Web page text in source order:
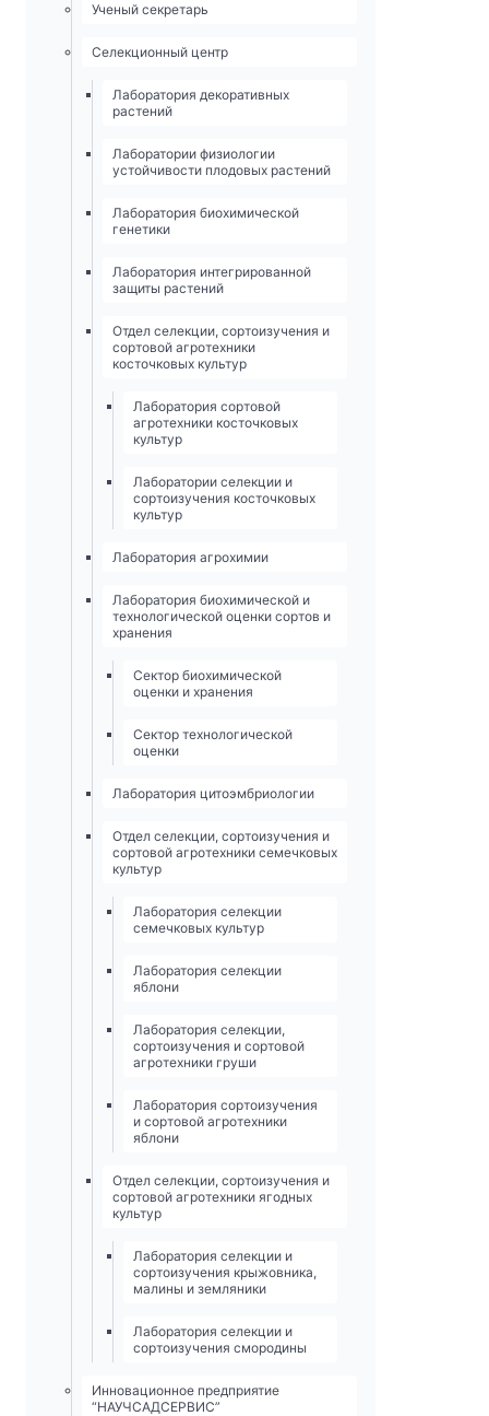
Ученый секретарь
Селекционный центр
Лаборатория декоративных
растений
Лаборатории физиологии
устойчивости плодовых растений
Лаборатория биохимической
генетики
Лаборатория интегрированной
защиты растений
Отдел селекции, сортоизучения и
сортовой агротехники
косточковых культур
Лаборатория сортовой
агротехники косточковых
культур
Лаборатории селекции и
сортоизучения косточковых
культур
Лаборатория агрохимии
Лаборатория биохимической и
технологической оценки сортов и
хранения
Сектор биохимической
оценки и хранения
Сектор технологической
оценки
Лаборатория цитоэмбриологии
Отдел селекции, сортоизучения и
сортовой агротехники семечковых
культур
Лаборатория селекции
семечковых культур
Лаборатория селекции
яблони
Лаборатория селекции,
сортоизучения и сортовой
агротехники груши
Лаборатория сортоизучения
и сортовой агротехники
яблони
Отдел селекции, сортоизучения и
сортовой агротехники ягодных
культур
Лаборатория селекции и
сортоизучения крыжовника,
малины и земляники
Лаборатория селекции и
сортоизучения смородины
Инновационное предприятие
“НАУЧСАДСЕРВИС”